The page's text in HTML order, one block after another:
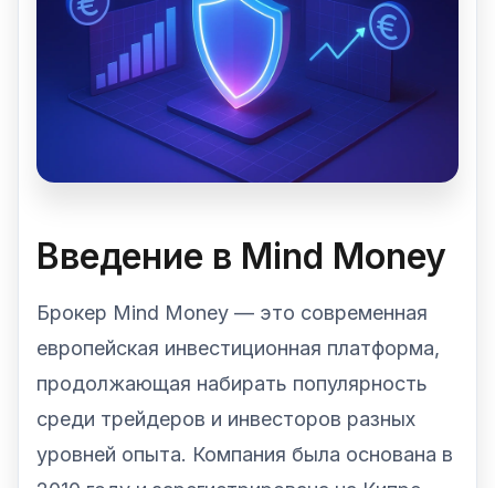
Введение в Mind Money
Брокер Mind Money — это современная
европейская инвестиционная платформа,
продолжающая набирать популярность
среди трейдеров и инвесторов разных
уровней опыта. Компания была основана в